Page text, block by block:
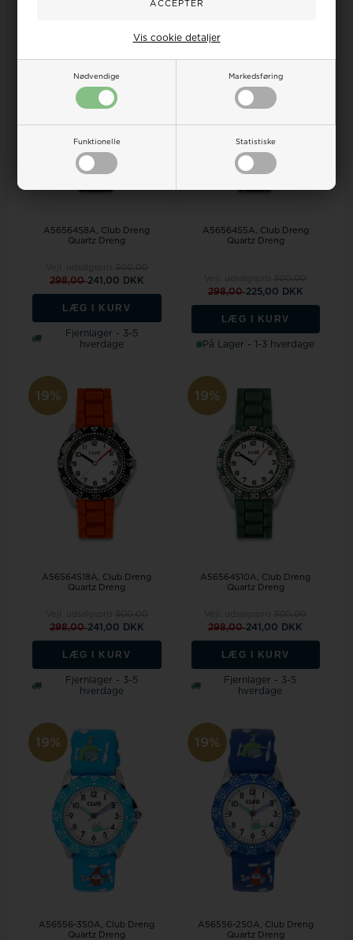
Nødvendige Markedsføring
Funktionelle Statistiske
Vis cookie detaljer
A56564S8A, Club Dreng
Quartz Dreng
298,00241,00 DKK
LÆG I KURV
Fjernlager - 3-5
hverdage
A56564S5A, Club Dreng
Quartz Dreng
298,00225,00 DKK
LÆG I KURV
På Lager - 1-3 hverdage
19%
A56564S18A, Club Dreng
Quartz Dreng
298,00241,00 DKK
LÆG I KURV
Fjernlager - 3-5
hverdage
19%
A56564S10A, Club Dreng
Quartz Dreng
298,00241,00 DKK
LÆG I KURV
Fjernlager - 3-5
hverdage
19%
A56556-3S0A, Club Dreng
Quartz Dreng
19%
A56556-2S0A, Club Dreng
Quartz Dreng